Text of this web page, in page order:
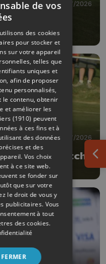
20/07/2026
quitté
09/07/2026
0-4 en match
de vos
des cookies
pour stocker et
sur votre appareil
telles que
uniques et
afin de proposer
personnalisés,
le contenu, obtenir
et améliorer les
(1910) peuvent
à ces fins et à
des données
et des
Vos choix
à ce site web.
se fonder sur
que sur votre
le droit de vous y
publicitaires. Vous
à tout
des cookies.